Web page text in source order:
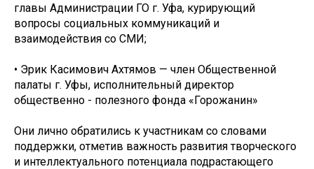
главы Администрации ГО г. Уфа, курирующий
вопросы социальных коммуникаций и
взаимодействия со СМИ;
• Эрик Касимович Ахтямов — член Общественной
палаты г. Уфы, исполнительный директор
общественно - полезного фонда «Горожанин»
Они лично обратились к участникам со словами
поддержки, отметив важность развития творческого
и интеллектуального потенциала подрастающего